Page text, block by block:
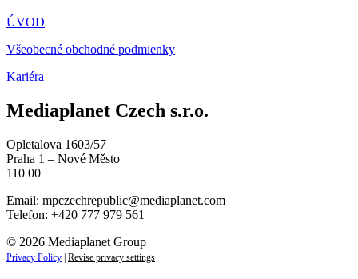
ÚVOD
Všeobecné obchodné podmienky
Kariéra
Mediaplanet Czech s.r.o.
Opletalova 1603/57
Praha 1 – Nové Město
110 00
Email: mpczechrepublic@mediaplanet.com
Telefon: +420 777 979 561
© 2026 Mediaplanet Group
Privacy Policy | Revise privacy settings